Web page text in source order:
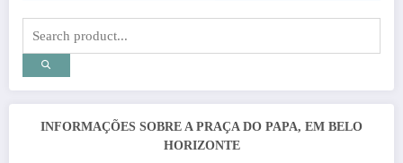
INFORMAÇÕES SOBRE A PRAÇA DO PAPA, EM BELO
HORIZONTE